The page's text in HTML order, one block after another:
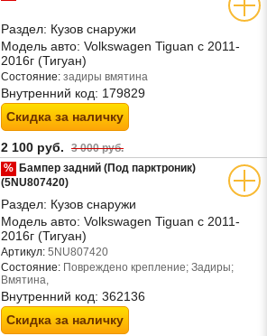
Раздел: Кузов снаружи
Модель авто: Volkswagen Tiguan с 2011-
2016г (Тигуан)
Состояние: задиры вмятина
Внутренний код: 179829
Скидка за наличку
2 100 руб. 3 000 руб.
% Бампер задний (Под парктроник)
(5NU807420)
Раздел: Кузов снаружи
Модель авто: Volkswagen Tiguan с 2011-
2016г (Тигуан)
Артикул: 5NU807420
Состояние: Повреждено крепление; Задиры;
Вмятина,
Внутренний код: 362136
Скидка за наличку